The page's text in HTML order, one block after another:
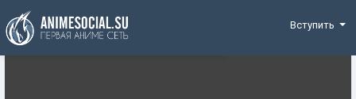
Funding
Вступить